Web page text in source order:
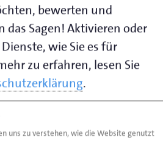
s.janssen@hwk-
aurich.de
2025
bewerten und
das Sagen! Aktivieren oder
wie Sie es für
zu erfahren, lesen Sie
.
uns zu verstehen, wie die Website genutzt